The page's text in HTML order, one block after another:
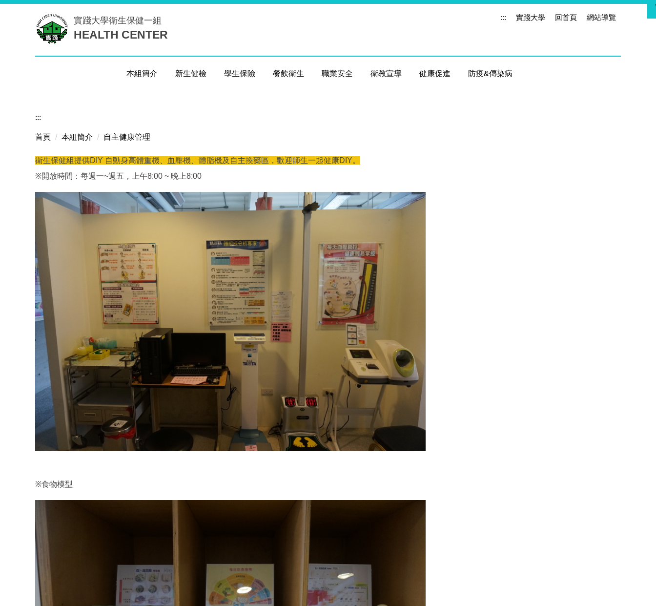
實踐大學衛生保健一組
HEALTH CENTER
本組簡介 新生健檢 學生保險 餐飲衛生 職業安全 衛教宣導 健康促進 防疫&傳染病
::: 實踐大學 回首頁 網站導覽
:::
首頁 本組簡介 自主健康管理
衛生保健組提供DIY 自動身高體重機、血壓機、體脂機及自主換藥區，歡迎師生一起健康DIY。
※開放時間：每週一~週五，上午8:00 ~ 晚上8:00
※食物模型